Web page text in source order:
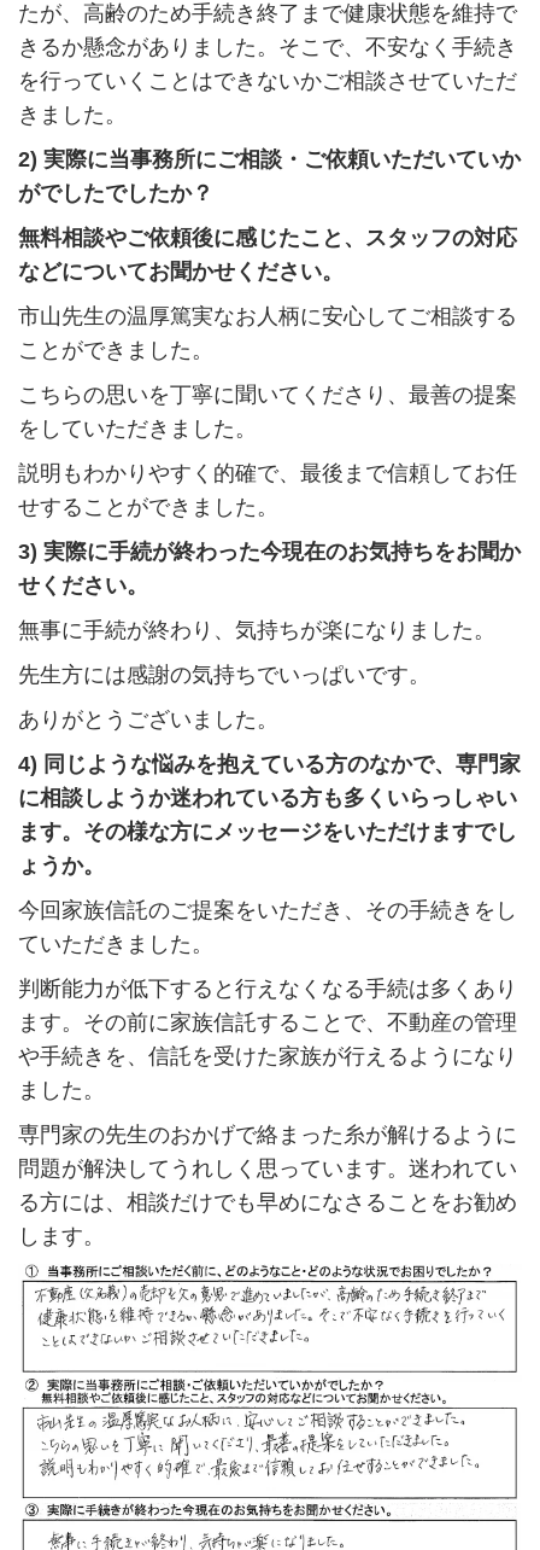
たが、高齢のため手続き終了まで健康状態を維持で
きるか懸念がありました。そこで、不安なく手続き
を行っていくことはできないかご相談させていただ
きました。
2) 実際に当事務所にご相談・ご依頼いただいていか
がでしたでしたか？
無料相談やご依頼後に感じたこと、スタッフの対応
などについてお聞かせください。
市山先生の温厚篤実なお人柄に安心してご相談する
ことができました。
こちらの思いを丁寧に聞いてくださり、最善の提案
をしていただきました。
説明もわかりやすく的確で、最後まで信頼してお任
せすることができました。
3) 実際に手続が終わった今現在のお気持ちをお聞か
せください。
無事に手続が終わり、気持ちが楽になりました。
先生方には感謝の気持ちでいっぱいです。
ありがとうございました。
4) 同じような悩みを抱えている方のなかで、専門家
に相談しようか迷われている方も多くいらっしゃい
ます。その様な方にメッセージをいただけますでし
ょうか。
今回家族信託のご提案をいただき、その手続きをし
ていただきました。
判断能力が低下すると行えなくなる手続は多くあり
ます。その前に家族信託することで、不動産の管理
や手続きを、信託を受けた家族が行えるようになり
ました。
専門家の先生のおかげで絡まった糸が解けるように
問題が解決してうれしく思っています。迷われてい
る方には、相談だけでも早めになさることをお勧め
します。